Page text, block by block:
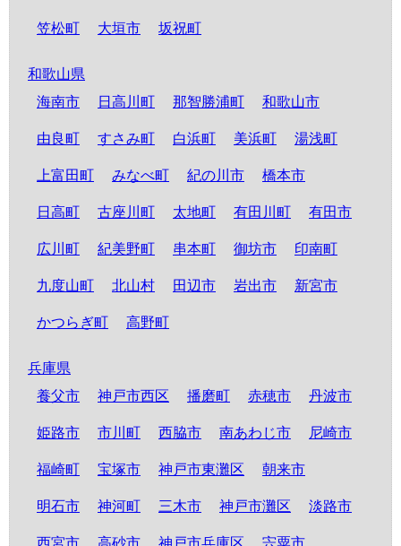
笠松町 大垣市 坂祝町
和歌山県
海南市
日高川町 那智勝浦町 和歌山市
由良町 すさみ町 白浜町 美浜町 湯浅町
上富田町 みなべ町 紀の川市 橋本市
日高町 古座川町 太地町 有田川町 有田市
広川町 紀美野町 串本町 御坊市 印南町
九度山町 北山村 田辺市 岩出市 新宮市
かつらぎ町 高野町
兵庫県
養父市
神戸市西区 播磨町 赤穂市 丹波市
姫路市 市川町 西脇市 南あわじ市 尼崎市
福崎町 宝塚市 神戸市東灘区 朝来市
明石市 神河町 三木市 神戸市灘区 淡路市
西宮市 高砂市 神戸市兵庫区 宍粟市